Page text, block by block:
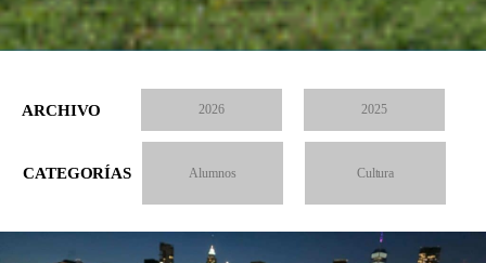
ARCHIVO 2026 2025
CATEGORÍAS Alumnos Cultura